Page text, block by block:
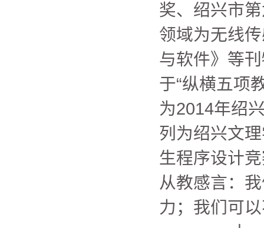
奖、绍兴市
领域为无线
与软件》等
于“纵横五项
为2014年绍
列为绍兴文
生程序设计
从教感言：
力；我们可